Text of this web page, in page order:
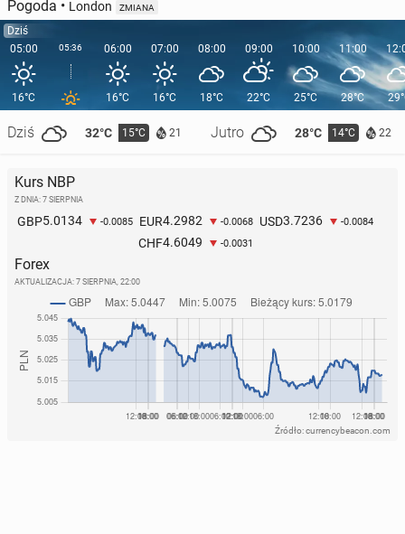
Pogoda • London ZMIANA
Dziś
05:00
16°C
Dziś 32°C 15°C 21 Jutro 28°C 14°C 22
05:36 06:00
16°C
07:00
16°C
08:00
18°C
09:00
22°C
10:00
25°C
11:00
28°C
Kurs NBP
Z DNIA: 7 SIERPNIA
GBP5.0134 -0.0085 EUR4.2982 -0.0068 USD3.7236 -0.0084
CHF4.6049 -0.0031
Forex
AKTUALIZACJA: 7 SIERPNIA, 22:00
Źródło: currencybeacon.com